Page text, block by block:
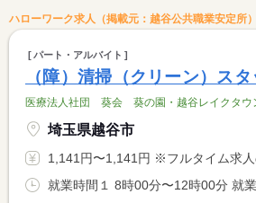
ハローワーク求人（掲載元：越谷公共職業安定所）
パート・アルバイト
（障）清掃（クリーン）スタ
医療法人社団 葵会 葵の園・越谷レイクタウ
埼玉県越谷市
1,141円〜1,141円 ※フルタイム求人の場合は月額（換算額）、パート求